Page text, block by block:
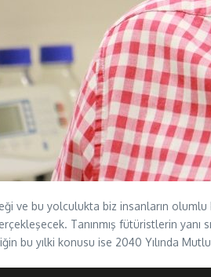
ve bu yolculukta biz insanların olumlu
Tanınmış fütüristlerin
bu yılki konusu ise 2040 Yılında